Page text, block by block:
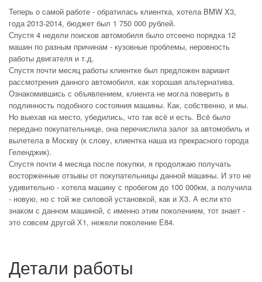
Теперь о самой работе - обратилась клиентка, хотела BMW X3,
года 2013-2014, бюджет был 1 750 000 рублей.
Спустя 4 недели поисков автомобиля было отсеено порядка 12
машин по разным причинам - кузовные проблемы, неровность
работы двигателя и т.д.
Спустя почти месяц работы клиентке был предложен вариант
рассмотрения данного автомобиля, как хорошая альтернатива.
Ознакомившись с объявлением, клиента не могла поверить в
подлинность подобного состояния машины. Как, собственно, и мы.
Но выехав на место, убедились, что так всё и есть. Всё было
передано покупательнице, она перечислила залог за автомобиль и
вылетела в Москву (к слову, клиентка наша из прекрасного города
Геленджик).
Спустя почти 4 месяца после покупки, я продолжаю получать
восторженные отзывы от покупательницы данной машины. И это не
удивительно - хотела машину с пробегом до 100 000км, а получила
- новую, но с той же силовой установкой, как и Х3. А если кто
знаком с данном машиной, с именно этим поколением, тот знает -
это совсем другой Х1, нежели поколение Е84.
Детали работы